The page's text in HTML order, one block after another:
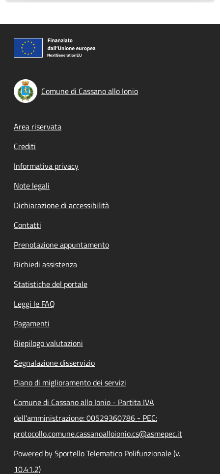
Comune di Cassano allo Ionio
Footer menu
Area riservata
Crediti
Informativa privacy
Note legali
Dichiarazione di accessibilità
Contatti
Prenotazione appuntamento
Richiedi assistenza
Statistiche del portale
Leggi le FAQ
Pagamenti
Riepilogo valutazioni
Segnalazione disservizio
Piano di miglioramento dei servizi
Comune di Cassano allo Ionio - Partita IVA
dell'amministrazione: 00529360786 - PEC:
protocollo.comune.cassanoalloionio.cs@asmepec.it
Powered by Sportello Telematico Polifunzionale (v.
10.41.2)